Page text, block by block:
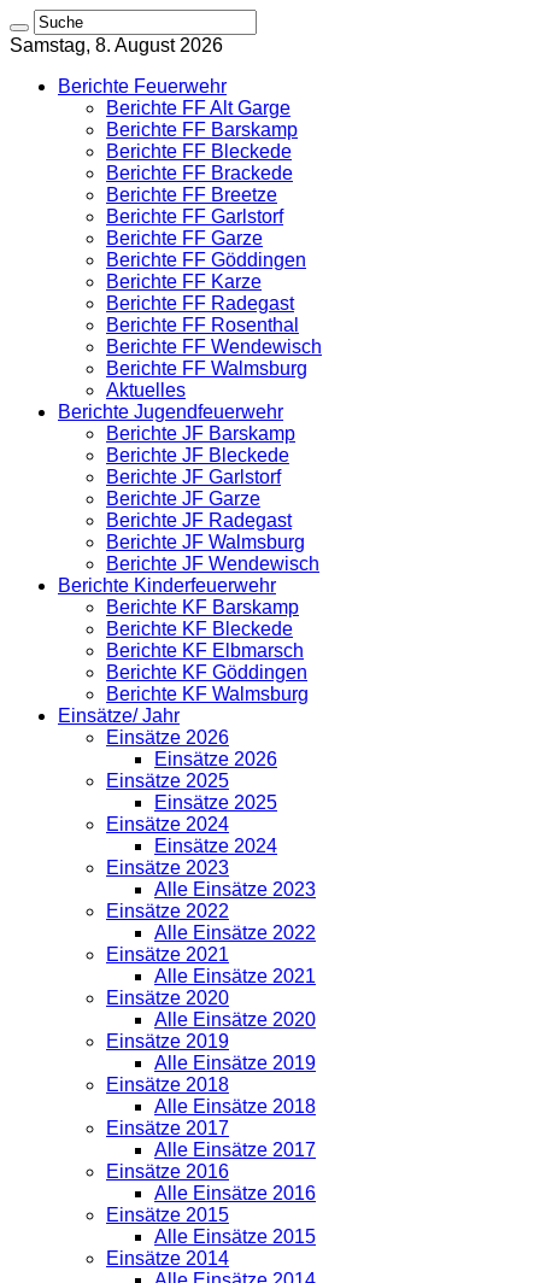
Samstag, 8. August 2026
Berichte Feuerwehr
Berichte FF Alt Garge
Berichte FF Barskamp
Berichte FF Bleckede
Berichte FF Brackede
Berichte FF Breetze
Berichte FF Garlstorf
Berichte FF Garze
Berichte FF Göddingen
Berichte FF Karze
Berichte FF Radegast
Berichte FF Rosenthal
Berichte FF Wendewisch
Berichte FF Walmsburg
Aktuelles
Berichte Jugendfeuerwehr
Berichte JF Barskamp
Berichte JF Bleckede
Berichte JF Garlstorf
Berichte JF Garze
Berichte JF Radegast
Berichte JF Walmsburg
Berichte JF Wendewisch
Berichte Kinderfeuerwehr
Berichte KF Barskamp
Berichte KF Bleckede
Berichte KF Elbmarsch
Berichte KF Göddingen
Berichte KF Walmsburg
Einsätze/ Jahr
Einsätze 2026
Einsätze 2026
Einsätze 2025
Einsätze 2025
Einsätze 2024
Einsätze 2024
Einsätze 2023
Alle Einsätze 2023
Einsätze 2022
Alle Einsätze 2022
Einsätze 2021
Alle Einsätze 2021
Einsätze 2020
Alle Einsätze 2020
Einsätze 2019
Alle Einsätze 2019
Einsätze 2018
Alle Einsätze 2018
Einsätze 2017
Alle Einsätze 2017
Einsätze 2016
Alle Einsätze 2016
Einsätze 2015
Alle Einsätze 2015
Einsätze 2014